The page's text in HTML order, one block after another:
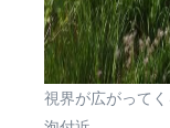
視界が広がって